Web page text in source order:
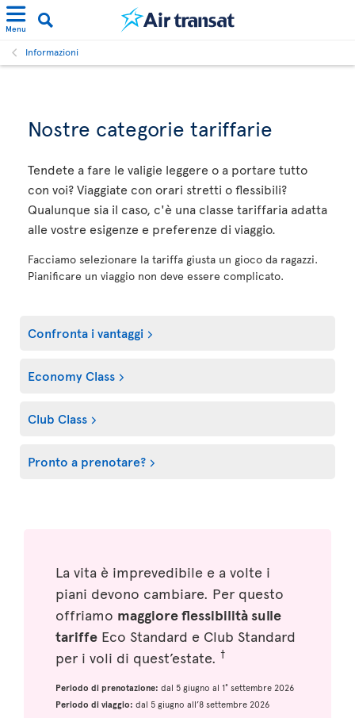
Menu
Informazioni
Nostre categorie tariffarie
Tendete a fare le valigie leggere o a portare tutto
con voi? Viaggiate con orari stretti o flessibili?
Qualunque sia il caso, c'è una classe tariffaria adatta
alle vostre esigenze e preferenze di viaggio.
Facciamo selezionare la tariffa giusta un gioco da ragazzi.
Pianificare un viaggio non deve essere complicato.
Confronta i vantaggi
Economy Class
Club Class
Pronto a prenotare?
La vita è imprevedibile e a volte i
piani devono cambiare. Per questo
offriamo maggiore flessibilità sulle
tariffe Eco Standard e Club Standard
per i voli di quest’estate. †
Periodo di prenotazione: dal 5 giugno al 1° settembre 2026
Periodo di viaggio: dal 5 giugno all’8 settembre 2026